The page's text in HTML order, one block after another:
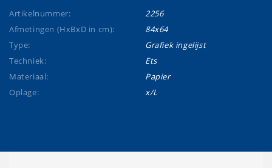
Artikelnummer:
2256
Afmetingen (HxBxD in cm):
84x64
Type:
Grafiek ingelijst
Techniek:
Ets
Materiaal:
Papier
Oplage:
x/L